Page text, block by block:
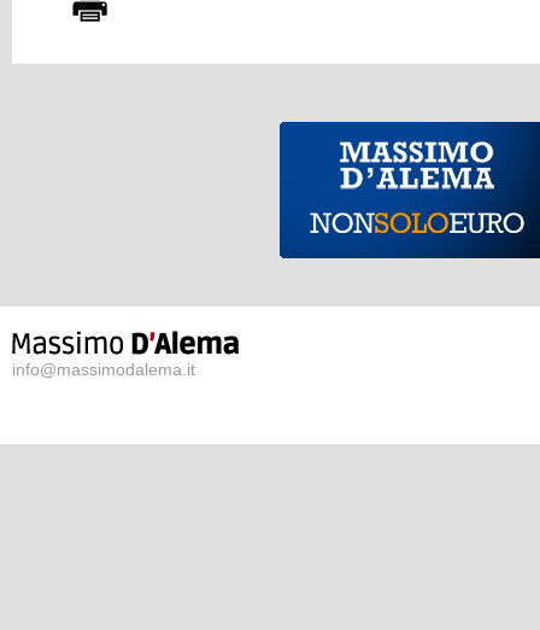
info@massimodalema.it